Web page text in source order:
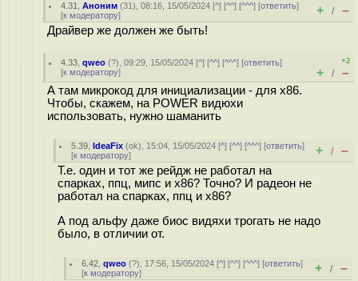
4.31 ,Аноним (31), 08:16, 15/05/2024 [^] [^^] [^^^] [ответить]
[к модератору] + / –
Драйвер же должен же быть!
4.33 ,qweo (?), 09:29, 15/05/2024 [^] [^^] [^^^] [ответить]
[к модератору]
+2
+ / –
А там микрокод для инициализации - для x86.
Чтобы, скажем, на POWER видюхи
использовать, нужно шаманить
5.39 ,IdeaFix (ok), 15:04, 15/05/2024 [^] [^^] [^^^] [ответить]
[к модератору] + / –
Т.е. один и тот же рейдж не работал на
спарках, ппц, мипс и х86? Точно? И радеон не
работал на спарках, ппц и х86?
А под альфу даже биос видяхи трогать не надо
было, в отличии от.
6.42 ,qweo (?), 17:56, 15/05/2024 [^] [^^] [^^^] [ответить]
[к модератору] + / –